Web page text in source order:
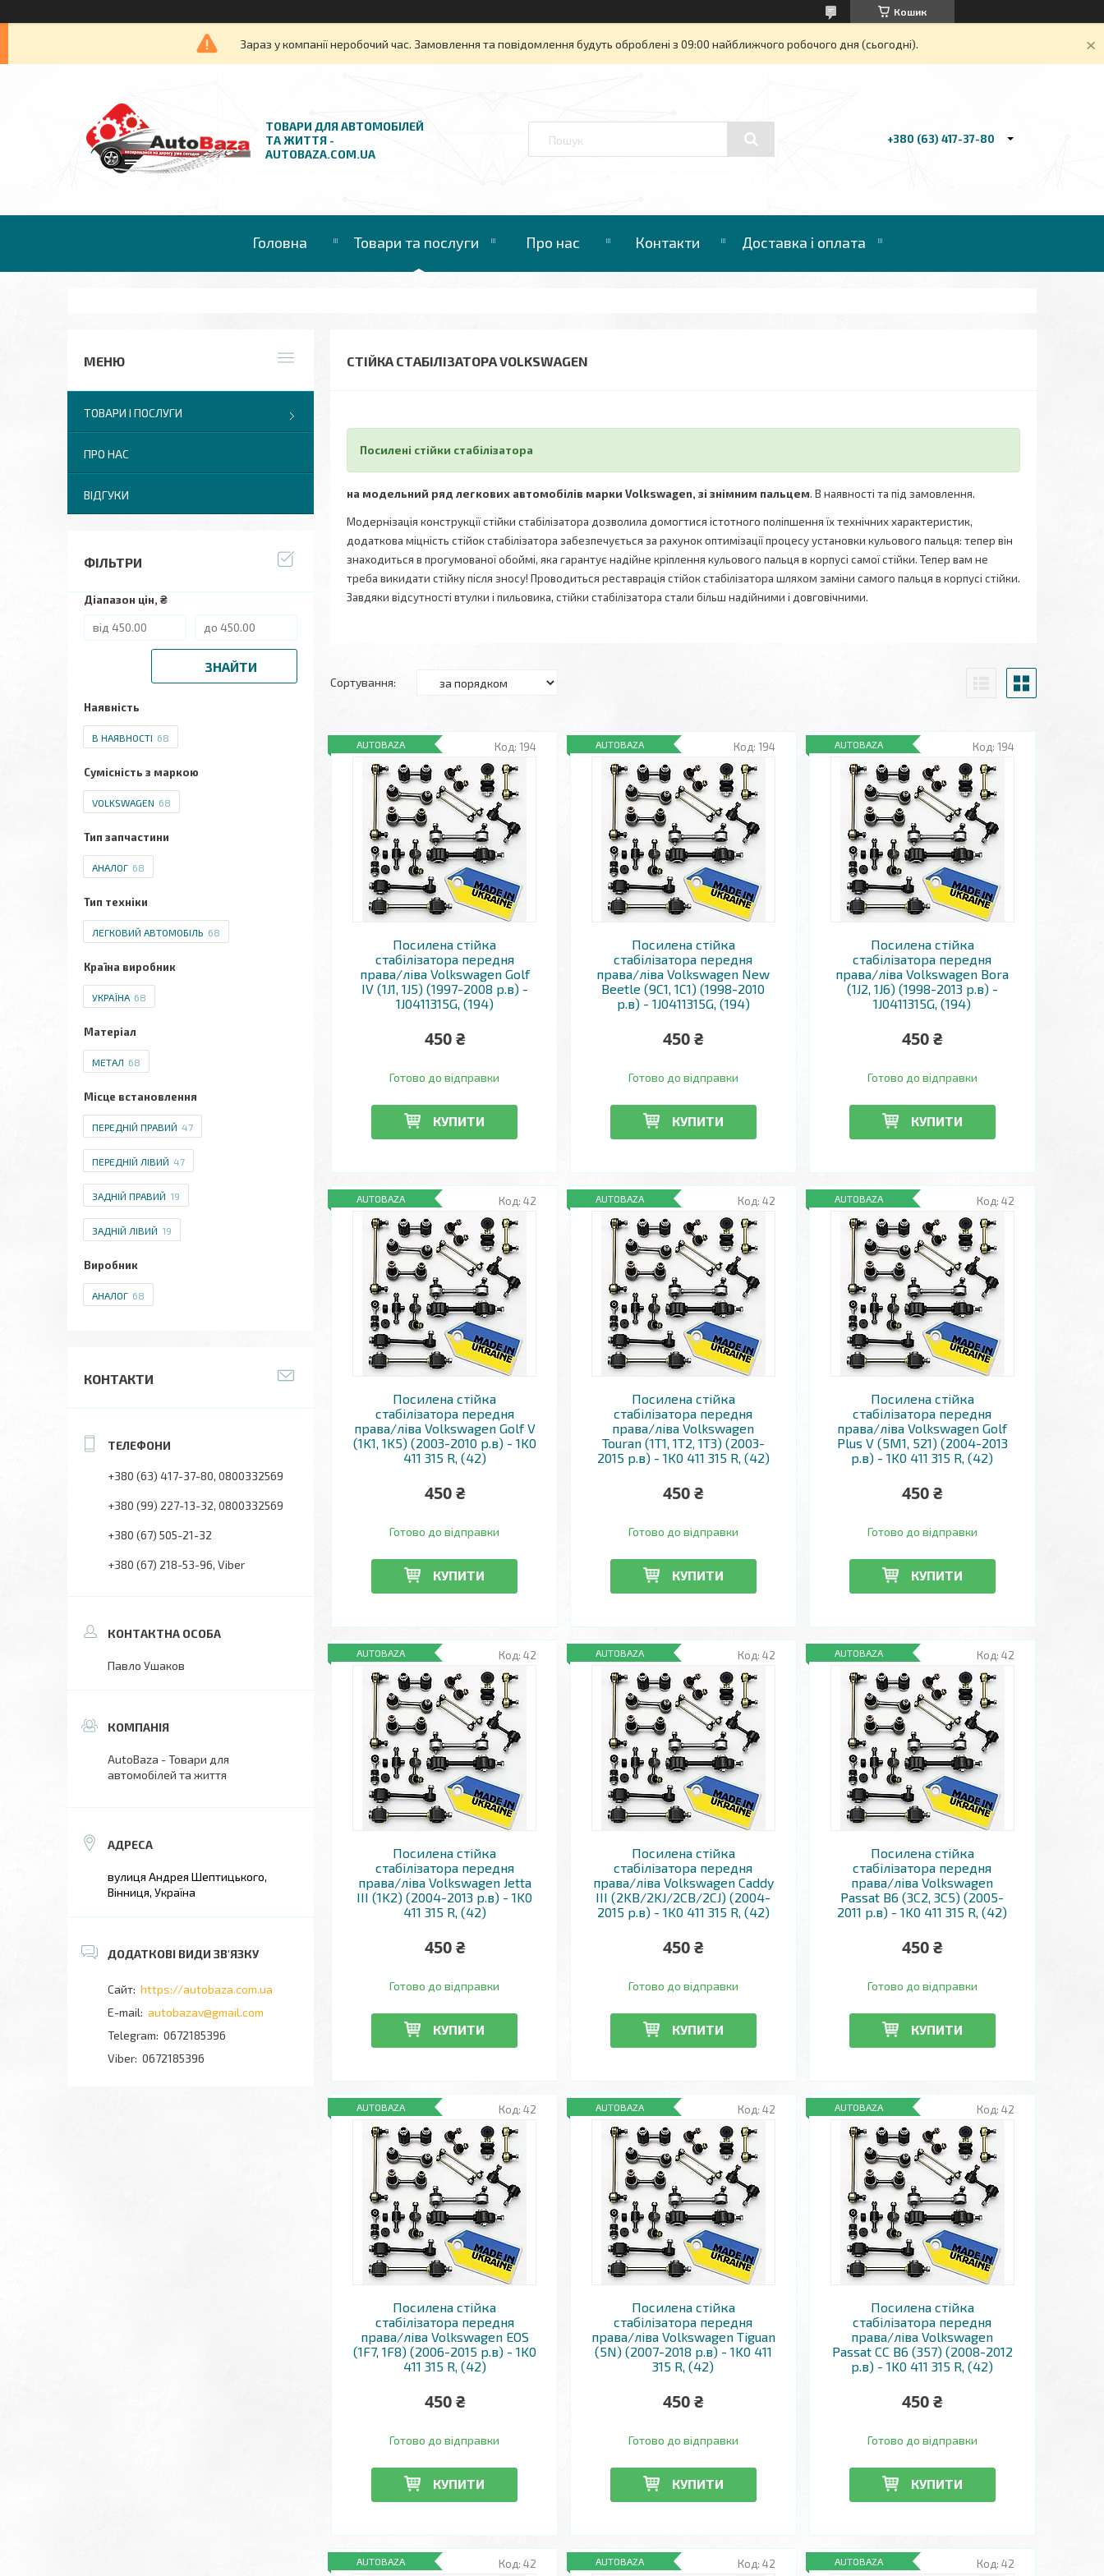
Кошик
Зараз у компанії неробочий час. Замовлення та повідомлення будуть оброблені з 09:00 найближчого робочого дня (сьогодні).
ТОВАРИ ДЛЯ АВТОМОБІЛЕЙ
ТА ЖИТТЯ -
AUTOBAZA.COM.UA
+380 (63) 417-37-80
Головна Товари та послуги Про нас Контакти Доставка і оплата
СТІЙКА СТАБІЛІЗАТОРА VOLKSWAGEN
Посилені стійки стабілізатора
на модельний ряд легкових автомобілів марки Volkswagen, зі знімним пальцем. В наявності та під замовлення.
Модернізація конструкції стійки стабілізатора дозволила домогтися істотного поліпшення їх технічних характеристик,
додаткова міцність стійок стабілізатора забезпечується за рахунок оптимізації процесу установки кульового пальця: тепер він
знаходиться в прогумованої обоймі, яка гарантує надійне кріплення кульового пальця в корпусі самої стійки. Тепер вам не
треба викидати стійку після зносу! Проводиться реставрація стійок стабілізатора шляхом заміни самого пальця в корпусі стійки.
Завдяки відсутності втулки і пильовика, стійки стабілізатора стали більш надійними і довговічними.
194
AUTOBAZA
Посилена стійка
стабілізатора передня
права/ліва Volkswagen Golf
IV (1J1, 1J5) (1997-2008 р.в) -
1J0411315G, (194)
450 ₴
Готово до відправки
КУПИТИ
194
AUTOBAZA
Посилена стійка
стабілізатора передня
права/ліва Volkswagen New
Beetle (9C1, 1C1) (1998-2010
р.в) - 1J0411315G, (194)
450 ₴
Готово до відправки
КУПИТИ
194
AUTOBAZA
Посилена стійка
стабілізатора передня
права/ліва Volkswagen Bora
(1J2, 1J6) (1998-2013 р.в) -
1J0411315G, (194)
450 ₴
Готово до відправки
КУПИТИ
42
AUTOBAZA
Посилена стійка
стабілізатора передня
права/ліва Volkswagen Golf V
(1K1, 1K5) (2003-2010 р.в) - 1K0
411 315 R, (42)
450 ₴
Готово до відправки
КУПИТИ
42
AUTOBAZA
Посилена стійка
стабілізатора передня
права/ліва Volkswagen
Touran (1T1, 1T2, 1T3) (2003-
2015 р.в) - 1K0 411 315 R, (42)
450 ₴
Готово до відправки
КУПИТИ
42
AUTOBAZA
Посилена стійка
стабілізатора передня
права/ліва Volkswagen Golf
Plus V (5M1, 521) (2004-2013
р.в) - 1K0 411 315 R, (42)
450 ₴
Готово до відправки
КУПИТИ
42
AUTOBAZA
Посилена стійка
стабілізатора передня
права/ліва Volkswagen Jetta
III (1K2) (2004-2013 р.в) - 1K0
411 315 R, (42)
450 ₴
Готово до відправки
КУПИТИ
42
AUTOBAZA
Посилена стійка
стабілізатора передня
права/ліва Volkswagen Caddy
III (2KB/2KJ/2CB/2CJ) (2004-
2015 р.в) - 1K0 411 315 R, (42)
450 ₴
Готово до відправки
КУПИТИ
42
AUTOBAZA
Посилена стійка
стабілізатора передня
права/ліва Volkswagen
Passat B6 (3C2, 3C5) (2005-
2011 р.в) - 1K0 411 315 R, (42)
450 ₴
Готово до відправки
КУПИТИ
42
AUTOBAZA
Посилена стійка
стабілізатора передня
права/ліва Volkswagen EOS
(1F7, 1F8) (2006-2015 р.в) - 1K0
411 315 R, (42)
450 ₴
Готово до відправки
КУПИТИ
42
AUTOBAZA
Посилена стійка
стабілізатора передня
права/ліва Volkswagen Tiguan
(5N) (2007-2018 р.в) - 1K0 411
315 R, (42)
450 ₴
Готово до відправки
КУПИТИ
42
AUTOBAZA
Посилена стійка
стабілізатора передня
права/ліва Volkswagen
Passat CC B6 (357) (2008-2012
р.в) - 1K0 411 315 R, (42)
450 ₴
Готово до відправки
КУПИТИ
42
AUTOBAZA 42
AUTOBAZA 42
AUTOBAZA
ТОВАРИ І ПОСЛУГИ
ПРО НАС
ВІДГУКИ
ФІЛЬТРИ
Діапазон цін, ₴
ЗНАЙТИ
Наявність
В НАЯВНОСТІ 68
Сумісність з маркою
VOLKSWAGEN 68
Тип запчастини
АНАЛОГ 68
Тип техніки
ЛЕГКОВИЙ АВТОМОБІЛЬ 68
Країна виробник
УКРАЇНА 68
Матеріал
МЕТАЛ 68
Місце встановлення
ПЕРЕДНІЙ ПРАВИЙ 47
ПЕРЕДНІЙ ЛІВИЙ 47
ЗАДНІЙ ПРАВИЙ 19
ЗАДНІЙ ЛІВИЙ 19
Виробник
АНАЛОГ 68
КОНТАКТИ
+380 (63) 417-37-80 0800332569
+380 (99) 227-13-32 0800332569
+380 (67) 505-21-32
+380 (67) 218-53-96 Viber
Павло Ушаков
AutoBaza - Товари для
автомобілей та життя
вулиця Андрея Шептицького,
Вінниця, Україна
https://autobaza.com.ua
autobazav@gmail.com
0672185396
0672185396